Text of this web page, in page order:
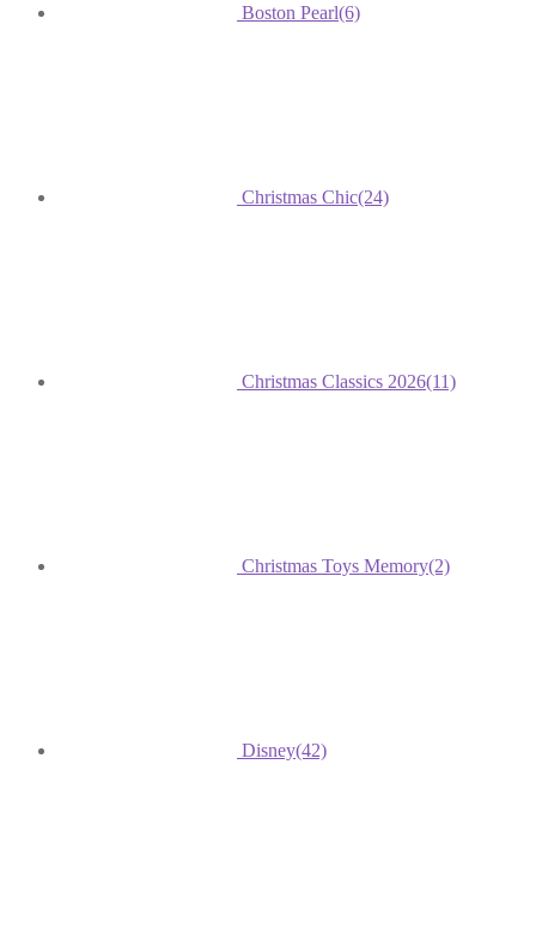
Boston Pearl(6)
Christmas Chic(24)
Christmas Classics 2026(11)
Christmas Toys Memory(2)
Disney(42)